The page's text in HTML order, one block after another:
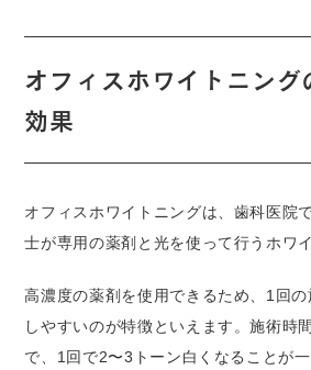
オフィスホワイトニング
効果
オフィスホワイトニングは、歯科医院
士が専用の薬剤と光を使って行うホワ
高濃度の薬剤を使用できるため、1回
しやすいのが特徴といえます。施術時
で、1回で2〜3トーン白くなることが